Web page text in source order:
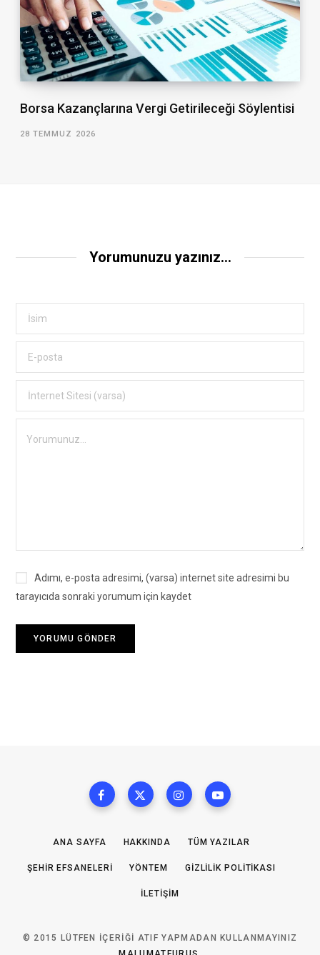
Borsa Kazançlarına Vergi Getirileceği Söylentisi
28 TEMMUZ 2026
Yorumunuzu yazınız...
Adımı, e-posta adresimi, (varsa) internet site adresimi bu
tarayıcıda sonraki yorumum için kaydet
ANA SAYFA HAKKINDA TÜM YAZILAR
ŞEHIR EFSANELERI YÖNTEM GIZLILIK POLITIKASI
İLETIŞIM
© 2015 LÜTFEN IÇERIĞI ATIF YAPMADAN KULLANMAYINIZ